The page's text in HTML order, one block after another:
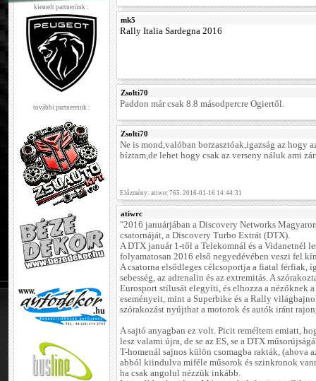
kiemelt partnerünk :
további partnereink :
mk5
Rally Italia Sardegna 2016
Zsolti70
Paddon már csak 8.8 másodpercre Ogiertől.
Zsolti70
Ne is mond,valóban borzasztóak,igazság az hogy
bíztam,de lehet hogy csak az verseny náluk ami
Előzmény: atiwrc 765. 2016-01-16 14:44:31
atiwrc
"2016 januárjában a Discovery Networks
csatornáját, a Discovery Turbo Extrát (DTX).
A DTX január 1-től a Telekomnál és a Vidanetnél
folyamatosan 2016 első negyedévében veszi fel
A csatorna elsődleges célcsoportja a fiatal férfiak,
sebesség, az adrenalin és az extremitás. A
Eurosport stílusát elegyíti, és elhozza a nézőknek
eseményeit, mint a Superbike és a Rally
szórakozást nyújthat a motorok és autók iránt
A sajtó anyagban ez volt. Picit reméltem emiatt,
lesz valami újra, de se az ES, se a DTX
T-homenál sajnos külön csomagba rakták, (ahova
abból kiindulva miféle műsorok és szinkronok
ha csak angolul nézzük inkább.